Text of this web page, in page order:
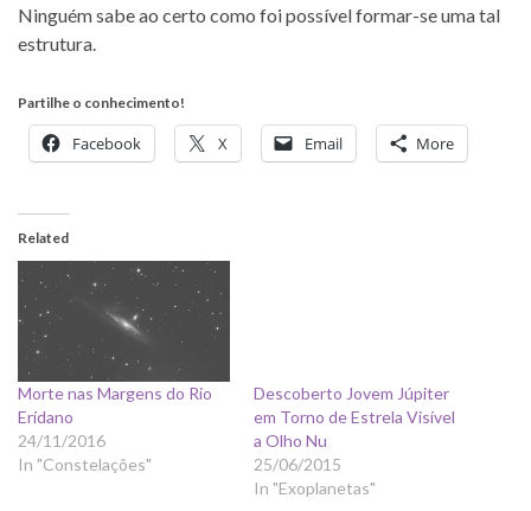
Ninguém sabe ao certo como foi possível formar-se uma tal
estrutura.
Partilhe o conhecimento!
Facebook X Email More
Related
Morte nas Margens do Rio
Erídano
24/11/2016
In "Constelações"
Descoberto Jovem Júpiter
em Torno de Estrela Visível
a Olho Nu
25/06/2015
In "Exoplanetas"